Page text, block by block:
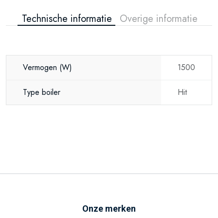
Technische informatie Overige informatie
Vermogen (W) 1500
Type boiler Hit
Onze merken